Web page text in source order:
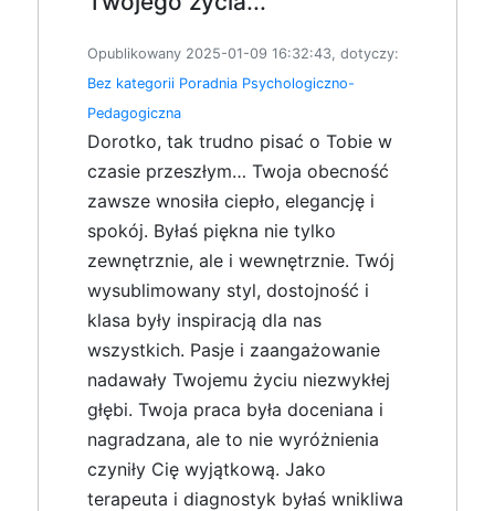
Opublikowany 2025-01-09 16:32:43, dotyczy:
Bez kategorii Poradnia Psychologiczno-
Pedagogiczna
Dorotko, tak trudno pisać o Tobie w
czasie przeszłym… Twoja obecność
zawsze wnosiła ciepło, elegancję i
spokój. Byłaś piękna nie tylko
zewnętrznie, ale i wewnętrznie. Twój
wysublimowany styl, dostojność i
klasa były inspiracją dla nas
wszystkich. Pasje i zaangażowanie
nadawały Twojemu życiu niezwykłej
głębi. Twoja praca była doceniana i
nagradzana, ale to nie wyróżnienia
czyniły Cię wyjątkową. Jako
terapeuta i diagnostyk byłaś wnikliwa